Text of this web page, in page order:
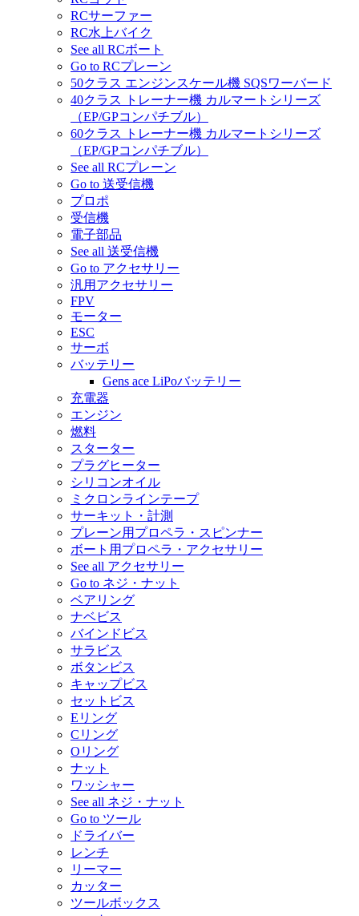
RCサーファー
RC水上バイク
See all RCボート
Go to RCプレーン
50クラス エンジンスケール機 SQSワーバード
40クラス トレーナー機 カルマートシリーズ
（EP/GPコンパチブル）
60クラス トレーナー機 カルマートシリーズ
（EP/GPコンパチブル）
See all RCプレーン
Go to 送受信機
プロポ
受信機
電子部品
See all 送受信機
Go to アクセサリー
汎用アクセサリー
FPV
モーター
ESC
サーボ
バッテリー
Gens ace LiPoバッテリー
充電器
エンジン
燃料
スターター
プラグヒーター
シリコンオイル
ミクロンラインテープ
サーキット・計測
プレーン用プロペラ・スピンナー
ボート用プロペラ・アクセサリー
See all アクセサリー
Go to ネジ・ナット
ベアリング
ナベビス
バインドビス
サラビス
ボタンビス
キャップビス
セットビス
Eリング
Cリング
Oリング
ナット
ワッシャー
See all ネジ・ナット
Go to ツール
ドライバー
レンチ
リーマー
カッター
ツールボックス